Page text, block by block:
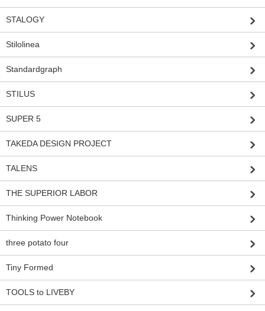
STALOGY
Stilolinea
Standardgraph
STILUS
SUPER 5
TAKEDA DESIGN PROJECT
TALENS
THE SUPERIOR LABOR
Thinking Power Notebook
three potato four
Tiny Formed
TOOLS to LIVEBY